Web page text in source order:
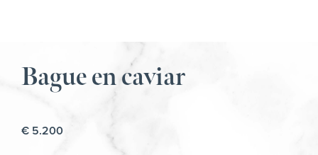
Bague en caviar
€ 5.200